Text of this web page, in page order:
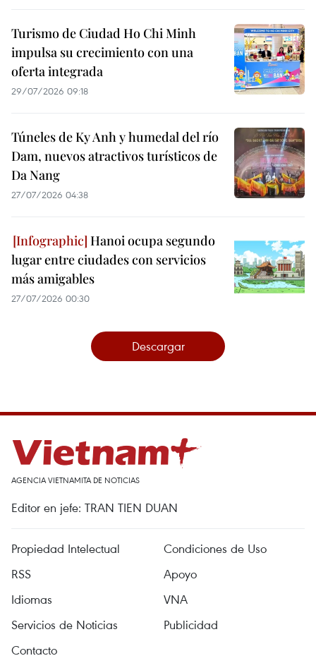
Turismo de Ciudad Ho Chi Minh
impulsa su crecimiento con una
oferta integrada
29/07/2026 09:18
Túneles de Ky Anh y humedal del río
Dam, nuevos atractivos turísticos de
Da Nang
27/07/2026 04:38
Hanoi ocupa segundo
lugar entre ciudades con servicios
más amigables
27/07/2026 00:30
Descargar
AGENCIA VIETNAMITA DE NOTICIAS
Editor en jefe: TRAN TIEN DUAN
Propiedad Intelectual
Condiciones de Uso
RSS
Apoyo
Idiomas
VNA
Servicios de Noticias
Publicidad
Contacto